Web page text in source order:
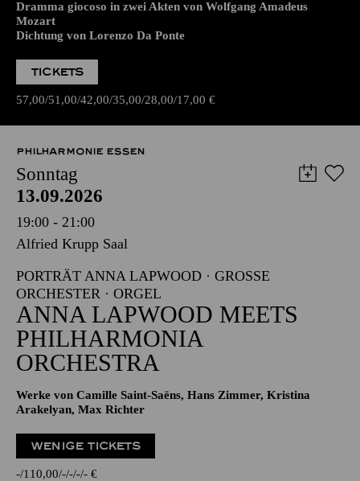
Dramma giocoso in zwei Akten von Wolfgang Amadeus
Mozart
Dichtung von Lorenzo Da Ponte
TICKETS
57,00 51,00 42,00 35,00 28,00 17,00 €
PHILHARMONIE ESSEN
Sonntag
13.09.2026
19:00 - 21:00
Alfried Krupp Saal
PORTRÄT ANNA LAPWOOD · GROSSE O
RCHESTER · ORGEL
ANNA LAPWOOD MEETS
PHILHARMONIA
ORCHESTRA
Werke von Camille Saint-Saëns, Hans Zimmer, Kristina
Arakelyan, Max Richter
WENIGE TICKETS
- 110,00 - - - - €